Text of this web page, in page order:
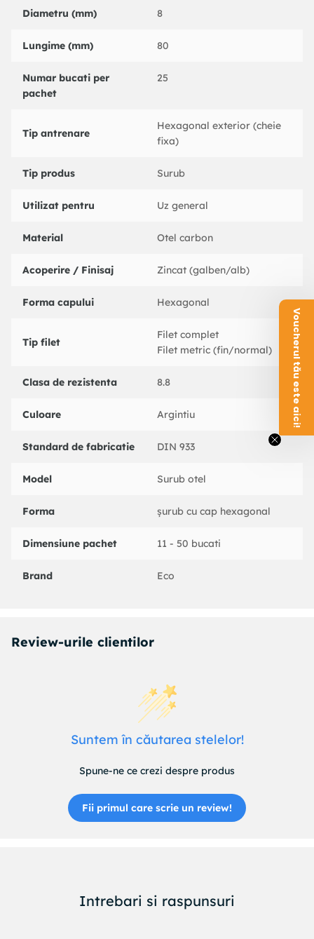
Diametru (mm) 8
Lungime (mm) 80
Numar bucati per
pachet
25
Tip antrenare
Hexagonal exterior (cheie
fixa)
Tip produs Surub
Utilizat pentru Uz general
Material Otel carbon
Acoperire / Finisaj Zincat (galben/alb)
Forma capului Hexagonal
Tip filet
Filet complet
Filet metric (fin/normal)
Clasa de rezistenta 8.8
Culoare Argintiu
Standard de fabricatie DIN 933
Model Surub otel
Forma șurub cu cap hexagonal
Dimensiune pachet 11 - 50 bucati
Brand Eco
Review-urile clientilor
Suntem în căutarea stelelor!
Spune-ne ce crezi despre produs
Fii primul care scrie un review!
Intrebari si raspunsuri
Voucherul tău este aici!